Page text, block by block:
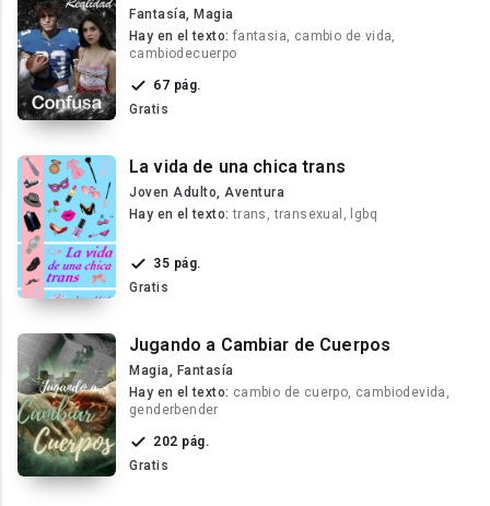
Fantasía, Magia
Hay en el texto: fantasia, cambio de vida,
cambiodecuerpo
67 pág.
Gratis
La vida de una chica trans
Joven Adulto, Aventura
Hay en el texto:trans, transexual, lgbq
35 pág.
Gratis
Jugando a Cambiar de Cuerpos
Magia, Fantasía
Hay en el texto: cambio de cuerpo, cambiodevida,
genderbender
202 pág.
Gratis